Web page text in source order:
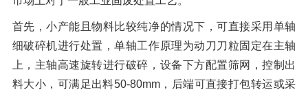
磁选机
脉冲除尘器 轮胎抽丝机
首先，小产能且物料比较纯净的情况下，可直接采用单轴
细破碎机进行处置，单轴工作原理为动刀刀粒固定在主轴
上，主轴高速旋转进行破碎，设备下方配置筛网，控制出
料大小，可满足出料50-80mm，后端可直接打包转运或采